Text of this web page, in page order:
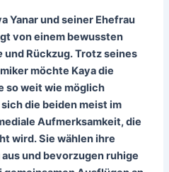
Yanar und seiner Ehefrau
von einem bewussten
und Rückzug. Trotz seines
möchte Kaya die
so weit wie möglich
die beiden meist im
Aufmerksamkeit, die
wird. Sie wählen ihre
und bevorzugen ruhige